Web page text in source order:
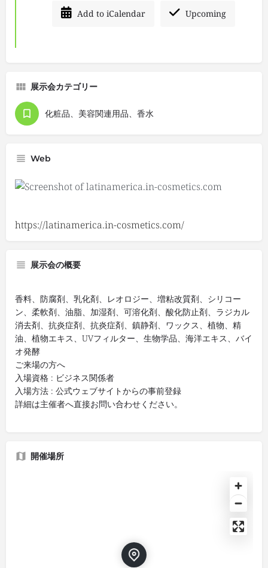
Add to iCalendar Upcoming
展示会カテゴリー
化粧品、美容関連用品、香水
Web
https://latinamerica.in-cosmetics.com/
展示会の概要
香料、防腐剤、乳化剤、レオロジー、増粘改質剤、シリコー
ン、柔軟剤、油脂、加湿剤、可溶化剤、酸化防止剤、ラジカル
消去剤、抗炎症剤、抗炎症剤、鎮静剤、ワックス、植物、精
油、植物エキス、UVフィルター、生物学品、海洋エキス、バイ
オ発酵
ご来場の方へ
入場資格 : ビジネス関係者
入場方法 : 公式ウェブサイトからの事前登録
詳細は主催者へ直接お問い合わせください。
開催場所